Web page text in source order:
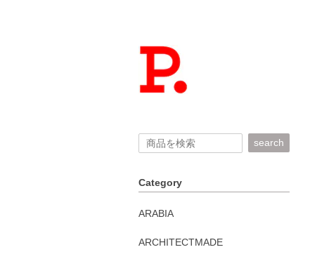
search
Category
ARABIA
ARCHITECTMADE